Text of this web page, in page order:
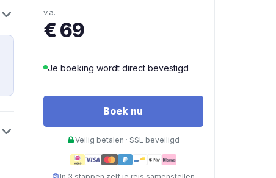
v.a.
€ 69
Je boeking wordt direct bevestigd
Boek nu
Veilig betalen · SSL beveiligd